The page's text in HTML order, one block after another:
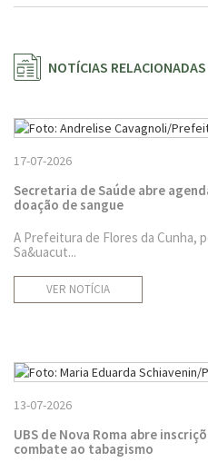
NOTÍCIAS RELACIONADAS
17-07-2026
Secretaria de Saúde abre
doação de sangue
A Prefeitura de Flores da Cunha,
Sa&uacut...
VER NOTÍCIA
13-07-2026
UBS de Nova Roma abre
combate ao tabagismo